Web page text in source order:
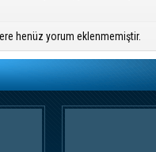
henüz yorum eklenmemiştir.